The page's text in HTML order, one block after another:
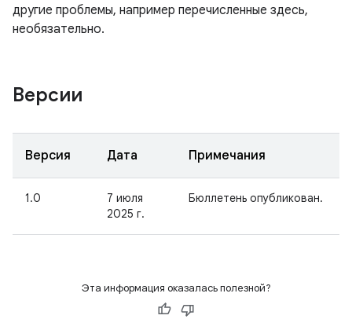
другие проблемы, например перечисленные здесь,
необязательно.
Версии
Версия Дата Примечания
1.0
7 июля
2025 г.
Бюллетень опубликован.
Эта информация оказалась полезной?